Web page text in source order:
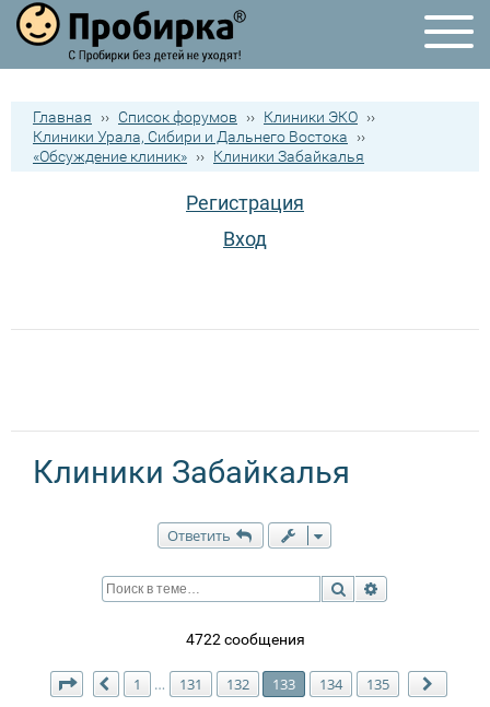
Главная ›› Список форумов ›› Клиники ЭКО ››
Клиники Урала, Сибири и Дальнего Востока
››
«Обсуждение клиник» ›› Клиники Забайкалья
Регистрация
Вход
Клиники Забайкалья
Ответить
Поиск
4722 сообщения
Страница 133 из135
Пред.
1 … 131 132 133 134 135